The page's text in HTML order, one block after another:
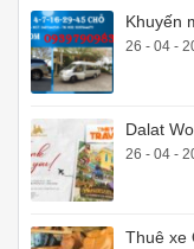
Khuyến
26 - 04 -
Dalat
26 - 04 -
Thuê xe